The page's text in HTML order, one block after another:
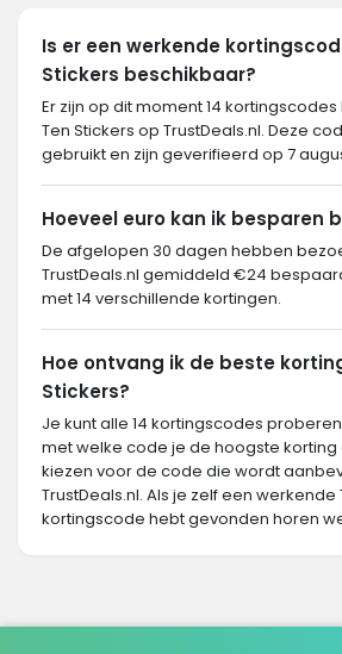
Is er een werkende
Stickers beschikbaar?
Er zijn op dit moment 14
Ten Stickers op TrustDeals.nl. Deze
gebruikt en zijn geverifieerd op 7
Hoeveel euro kan ik besparen
De afgelopen 30 dagen hebben
TrustDeals.nl gemiddeld €24
met 14 verschillende kortingen.
Hoe ontvang ik de beste
Stickers?
Je kunt alle 14 kortingscodes
met welke code je de hoogste
kiezen voor de code die wordt
TrustDeals.nl. Als je zelf een werkende
kortingscode hebt gevonden horen